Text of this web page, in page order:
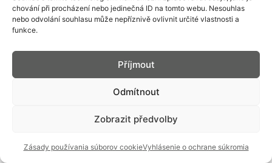
chování při procházení nebo jedinečná ID na tomto webu. Nesouhlas
nebo odvolání souhlasu může nepříznivě ovlivnit určité vlastnosti a
funkce.
Příjmout
Odmítnout
Zobrazit předvolby
Zásady používania súborov cookieVyhlásenie o ochrane súkromia
© PRIM2026